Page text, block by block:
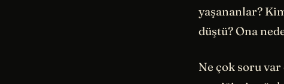
yaşananlar?
düştü? Ona
Ne çok soru